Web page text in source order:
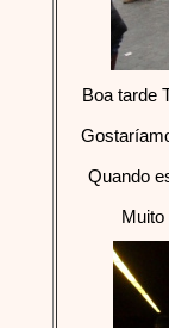
Boa tarde
Quando